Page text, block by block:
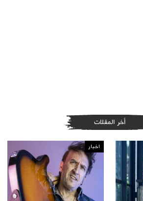
أخر المقلات
اخبار